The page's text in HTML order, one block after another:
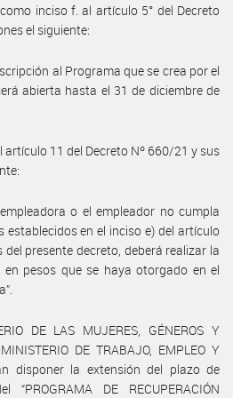
inciso f. al artículo 5° del Decreto
el siguiente:
al Programa que se crea por el
abierta hasta el 31 de diciembre de
artículo 11 del Decreto Nº 660/21 y sus
o el empleador no cumpla
en el inciso e) del artículo
del presente decreto, deberá realizar la
pesos que se haya otorgado en el
DE LAS MUJERES, GÉNEROS Y
DE TRABAJO, EMPLEO Y
disponer la extensión del plazo de
DE RECUPERACIÓN